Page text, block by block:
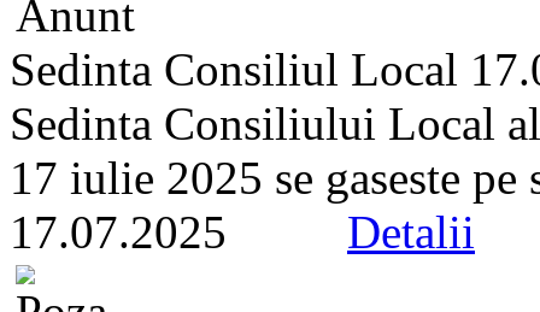
Sedinta Consiliul Local
Sedinta Consiliului Local
17 iulie 2025 se gaseste
17.07.2025 Detalii